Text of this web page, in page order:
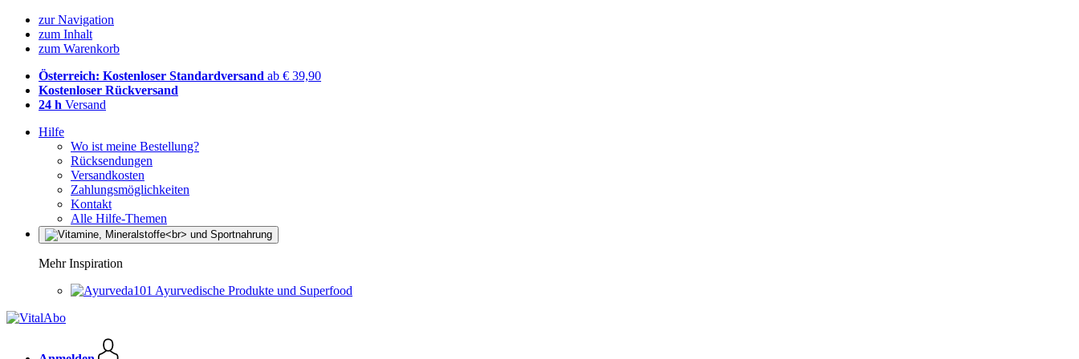
zur Navigation
zum Inhalt
zum Warenkorb
Österreich: Kostenloser Standardversand ab € 39,90
Kostenloser Rückversand
24 h Versand
Hilfe
Wo ist meine Bestellung?
Rücksendungen
Versandkosten
Zahlungsmöglichkeiten
Kontakt
Alle Hilfe-Themen
Mehr Inspiration
Ayurvedische Produkte und Superfood